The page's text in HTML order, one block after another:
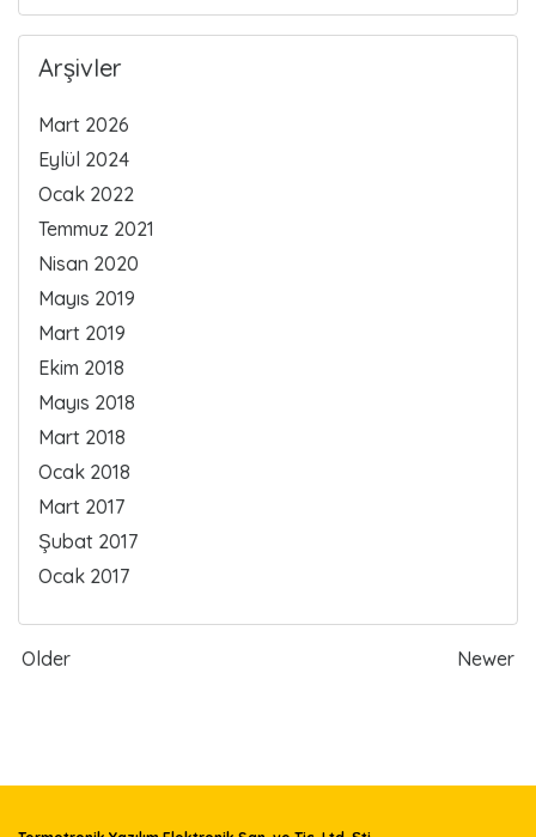
Arşivler
Mart 2026
Eylül 2024
Ocak 2022
Temmuz 2021
Nisan 2020
Mayıs 2019
Mart 2019
Ekim 2018
Mayıs 2018
Mart 2018
Ocak 2018
Mart 2017
Şubat 2017
Ocak 2017
Older Newer